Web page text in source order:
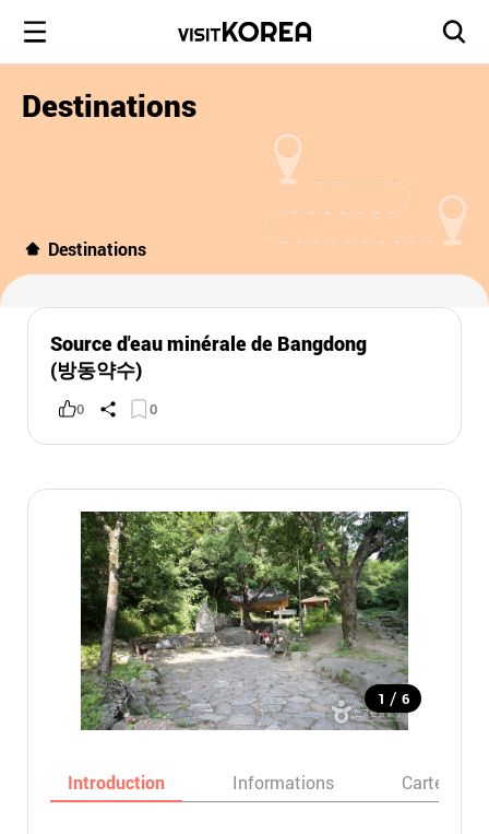
Destinations
Destinations
Source d'eau minérale de Bangdong
(방동약수)
0 0
1 / 6
Introduction Informations Carte